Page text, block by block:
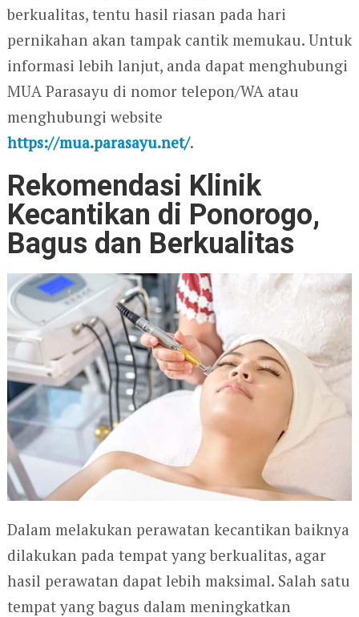
berkualitas, tentu hasil riasan pada hari
pernikahan akan tampak cantik memukau. Untuk
informasi lebih lanjut, anda dapat menghubungi
MUA Parasayu di nomor telepon/WA atau
menghubungi website
https://mua.parasayu.net/.
Rekomendasi Klinik
Kecantikan di Ponorogo,
Bagus dan Berkualitas
Dalam melakukan perawatan kecantikan baiknya
dilakukan pada tempat yang berkualitas, agar
hasil perawatan dapat lebih maksimal. Salah satu
tempat yang bagus dalam meningkatkan